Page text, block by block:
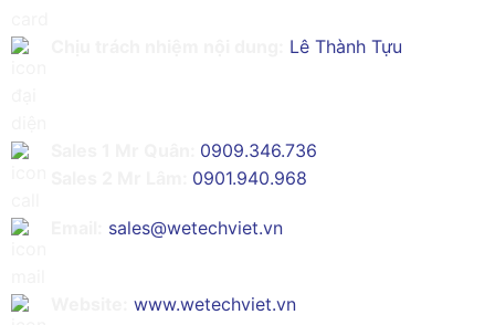
Lê Thành Tựu
0909.346.736
0901.940.968
sales@wetechviet.vn
www.wetechviet.vn